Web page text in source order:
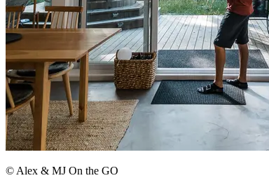
© Alex & MJ On the GO